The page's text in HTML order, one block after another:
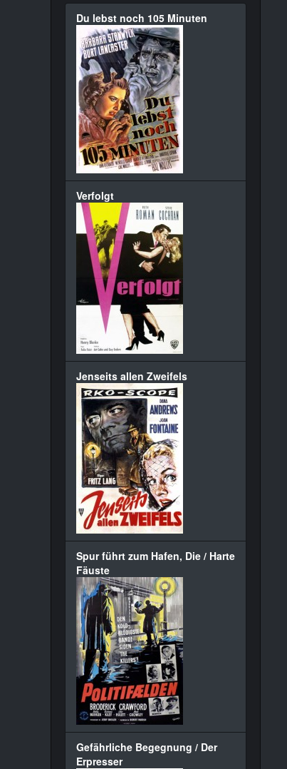
Du lebst noch 105 Minuten
Verfolgt
Jenseits allen Zweifels
Spur führt zum Hafen, Die / Harte
Fäuste
Gefährliche Begegnung / Der
Erpresser